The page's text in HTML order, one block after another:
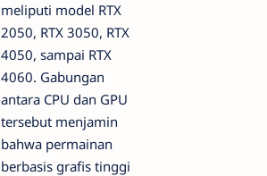
meliputi model RTX
2050, RTX 3050, RTX
4050, sampai RTX
4060. Gabungan
antara CPU dan GPU
tersebut menjamin
bahwa permainan
berbasis grafis tinggi